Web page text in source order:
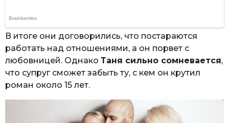
В итоге они договорились, что постараются
работать над отношениями, а он порвет с
любовницей. Однако Таня сильно сомневается,
что супруг сможет забыть ту, с кем он крутил
роман около 15 лет.